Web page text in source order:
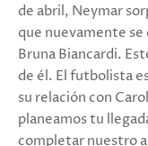
de abril, Neymar
que nuevamente
Bruna Biancardi.
de él. El futbolista
su relación con
planeamos tu
completar nuestro